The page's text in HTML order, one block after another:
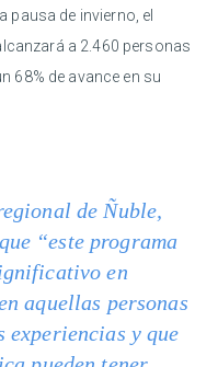
pausa de invierno, el
a 2.460 personas
68% de avance en su
de Ñuble,
“este programa
en
aquellas personas
experiencias y que